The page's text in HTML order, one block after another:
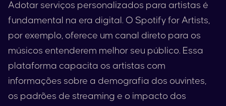
Adotar serviços personalizados para artistas é
fundamental na era digital. O Spotify for Artists,
por exemplo, oferece um canal direto para os
músicos entenderem melhor seu público. Essa
plataforma capacita os artistas com
informações sobre a demografia dos ouvintes,
os padrões de streaming e o impacto dos